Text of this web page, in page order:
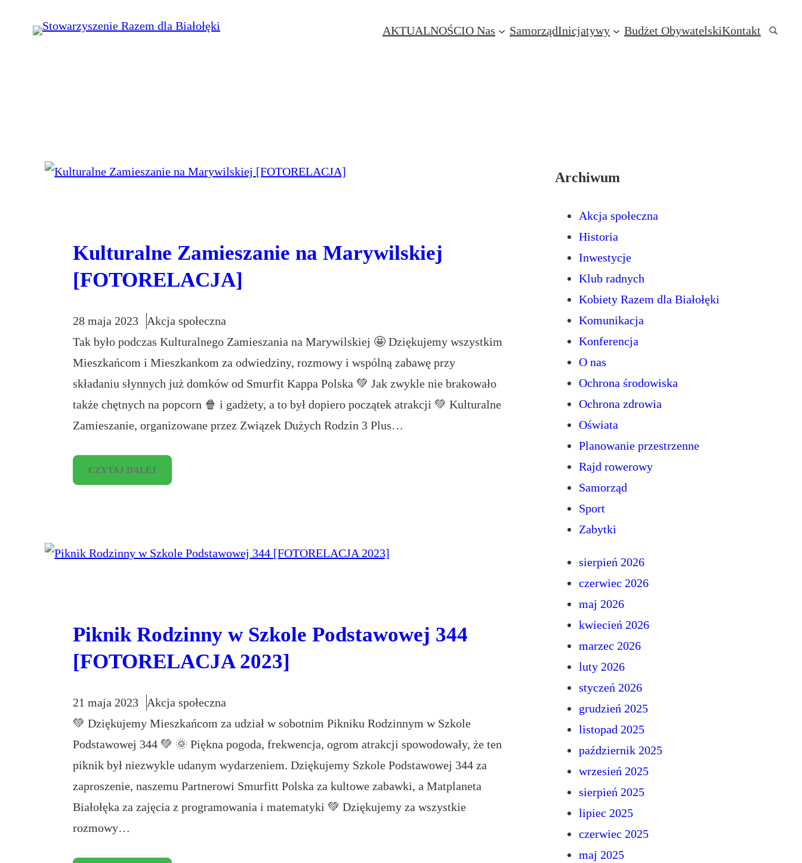
AKTUALNOŚCIO Nas SamorządInicjatywy Budżet ObywatelskiKontakt
Kulturalne Zamieszanie na Marywilskiej
[FOTORELACJA]
28 maja 2023
Akcja społeczna
Tak było podczas Kulturalnego Zamieszania na Marywilskiej 🤩 Dziękujemy wszystkim
Mieszkańcom i Mieszkankom za odwiedziny, rozmowy i wspólną zabawę przy
składaniu słynnych już domków od Smurfit Kappa Polska 💚 Jak zwykle nie brakowało
także chętnych na popcorn 🍿 i gadżety, a to był dopiero początek atrakcji 💚 Kulturalne
Zamieszanie, organizowane przez Związek Dużych Rodzin 3 Plus…
CZYTAJ DALEJ
Piknik Rodzinny w Szkole Podstawowej 344
[FOTORELACJA 2023]
21 maja 2023
Akcja społeczna
💚 Dziękujemy Mieszkańcom za udział w sobotnim Pikniku Rodzinnym w Szkole
Podstawowej 344 💚 🌞 Piękna pogoda, frekwencja, ogrom atrakcji spowodowały, że ten
piknik był niezwykle udanym wydarzeniem. Dziękujemy Szkole Podstawowej 344 za
zaproszenie, naszemu Partnerowi Smurfitt Polska za kultowe zabawki, a Matplaneta
Białołęka za zajęcia z programowania i matematyki 💚 Dziękujemy za wszystkie
rozmowy…
Archiwum
Akcja społeczna
Historia
Inwestycje
Klub radnych
Kobiety Razem dla Białołęki
Komunikacja
Konferencja
O nas
Ochrona środowiska
Ochrona zdrowia
Oświata
Planowanie przestrzenne
Rajd rowerowy
Samorząd
Sport
Zabytki
sierpień 2026
czerwiec 2026
maj 2026
kwiecień 2026
marzec 2026
luty 2026
styczeń 2026
grudzień 2025
listopad 2025
październik 2025
wrzesień 2025
sierpień 2025
lipiec 2025
czerwiec 2025
maj 2025